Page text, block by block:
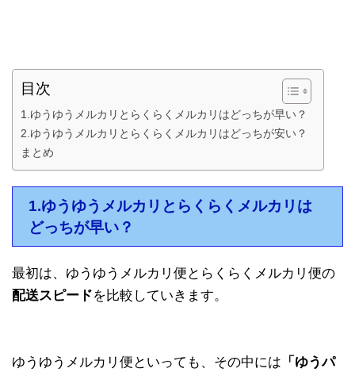
目次
1.ゆうゆうメルカリとらくらくメルカリはどっちが早い？
2.ゆうゆうメルカリとらくらくメルカリはどっちが安い？
まとめ
1.ゆうゆうメルカリとらくらくメルカリは
どっちが早い？
最初は、ゆうゆうメルカリ便とらくらくメルカリ便の
配送スピードを比較していきます。
ゆうゆうメルカリ便といっても、その中には 「ゆうパ